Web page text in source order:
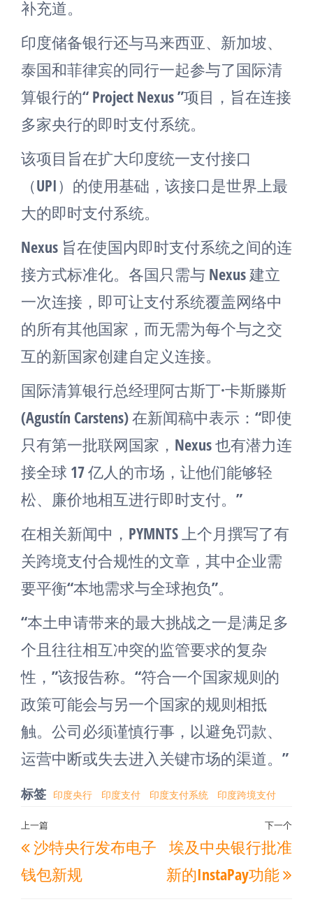
补充道。
印度储备银行还与马来西亚、新加坡、
泰国和菲律宾的同行一起参与了国际清
算银行的“ Project Nexus ”项目，旨在连接
多家央行的即时支付系统。
该项目旨在扩大印度统一支付接口
（UPI）的使用基础，该接口是世界上最
大的即时支付系统。
Nexus 旨在使国内即时支付系统之间的连
接方式标准化。各国只需与 Nexus 建立
一次连接，即可让支付系统覆盖网络中
的所有其他国家，而无需为每个与之交
互的新国家创建自定义连接。
国际清算银行总经理阿古斯丁·卡斯滕斯
(Agustín Carstens) 在新闻稿中表示：“即使
只有第一批联网国家，Nexus 也有潜力连
接全球 17 亿人的市场，让他们能够轻
松、廉价地相互进行即时支付。”
在相关新闻中，PYMNTS 上个月撰写了有
关跨境支付合规性的文章，其中企业需
要平衡“本地需求与全球抱负”。
“本土申请带来的最大挑战之一是满足多
个且往往相互冲突的监管要求的复杂
性，”该报告称。“符合一个国家规则的
政策可能会与另一个国家的规则相抵
触。公司必须谨慎行事，以避免罚款、
运营中断或失去进入关键市场的渠道。”
标签 印度央行 印度支付 印度支付系统 印度跨境支付
文
章
导
上
一
篇
上一篇
沙特央行发布电子
钱包新规
下
一
下一个
埃及中央银行批准
新的InstaPay功能